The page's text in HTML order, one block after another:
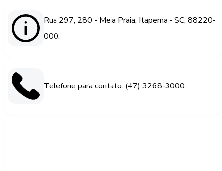
Rua 297, 280 - Meia Praia, Itapema - SC, 88220-
000.
Telefone para contato: (47) 3268-3000.